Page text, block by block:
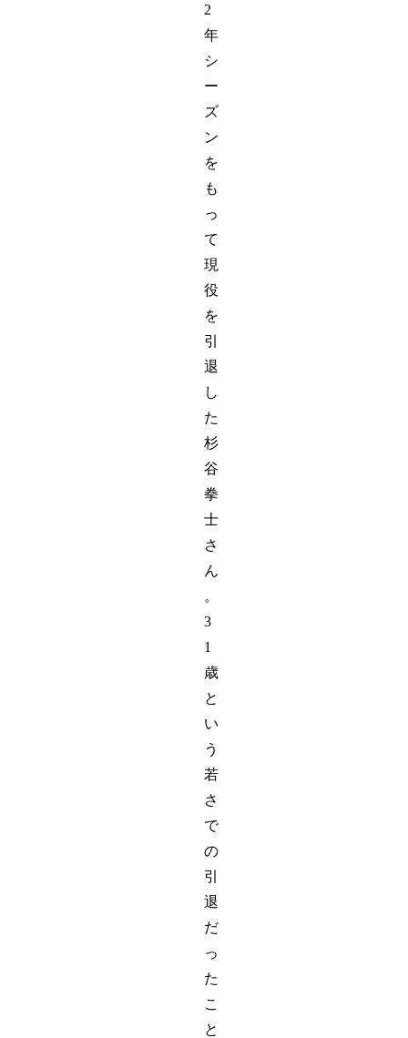
2
年
シ
ー
ズ
ン
を
も
っ
て
現
役
を
引
退
し
た
杉
谷
拳
士
さ
ん
。
3
1
歳
と
い
う
若
さ
で
の
引
退
だ
っ
た
こ
と